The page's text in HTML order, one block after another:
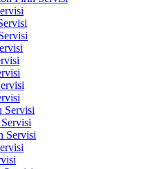
Servisi
Servisi
Servisi